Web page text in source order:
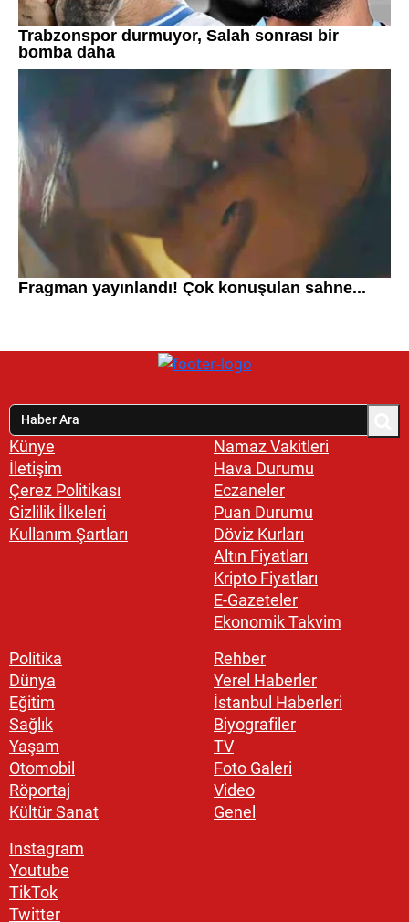
Künye
İletişim
Çerez Politikası
Gizlilik İlkeleri
Kullanım Şartları
Namaz Vakitleri
Hava Durumu
Eczaneler
Puan Durumu
Döviz Kurları
Altın Fiyatları
Kripto Fiyatları
E-Gazeteler
Ekonomik Takvim
Politika
Dünya
Eğitim
Sağlık
Yaşam
Otomobil
Röportaj
Kültür Sanat
Rehber
Yerel Haberler
İstanbul Haberleri
Biyografiler
TV
Foto Galeri
Video
Genel
Instagram
Youtube
TikTok
Twitter